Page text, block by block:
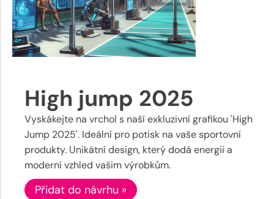
High jump 2025
Vyskákejte na vrchol s naší exkluzivní grafikou 'High
Jump 2025'. Ideální pro potisk na vaše sportovní
produkty. Unikátní design, který dodá energii a
moderní vzhled vašim výrobkům.
Přidat do návrhu »